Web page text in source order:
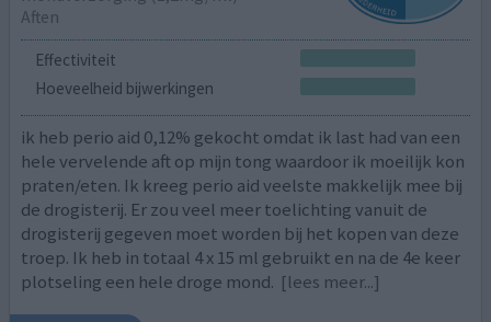
Aften
Effectiviteit
Hoeveelheid bijwerkingen
ik heb perio aid 0,12% gekocht omdat ik last had van een
hele vervelende aft op mijn tong waardoor ik moeilijk kon
praten/eten. Ik kreeg perio aid veelste makkelijk mee bij
de drogisterij. Er zou veel meer toelichting vanuit de
drogisterij gegeven moet worden bij het kopen van deze
troep. Ik heb in totaal 4 x 15 ml gebruikt en na de 4e keer
plotseling een hele droge mond. [lees meer...]